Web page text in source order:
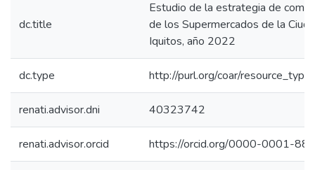
dc.title
Estudio de la estrategia de
de los Supermercados de la
Iquitos, año 2022
dc.type http://purl.org/coar/
renati.advisor.dni 40323742
renati.advisor.orcid https://orcid.org/0000-0001-